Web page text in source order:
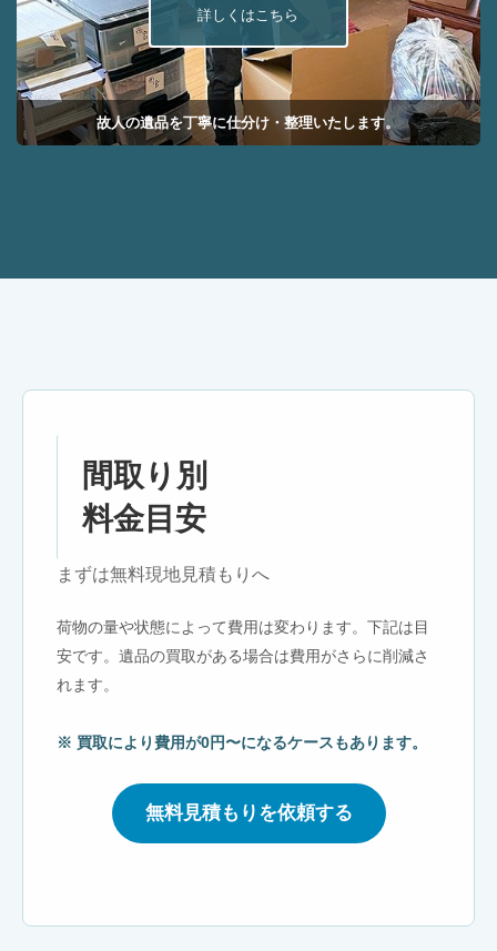
詳しくはこちら
故人の遺品を丁寧に仕分け・整理いたします。
間取り別
料金目安
まずは無料現地見積もりへ
荷物の量や状態によって費用は変わります。下記は目
安です。遺品の買取がある場合は費用がさらに削減さ
れます。
※ 買取により費用が0円〜になるケースもあります。
無料見積もりを依頼する